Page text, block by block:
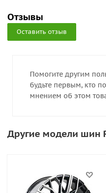
Отзывы
Оставить отзыв
Помогите другим
будьте первым, кто
мнением об этом
Другие модели шин